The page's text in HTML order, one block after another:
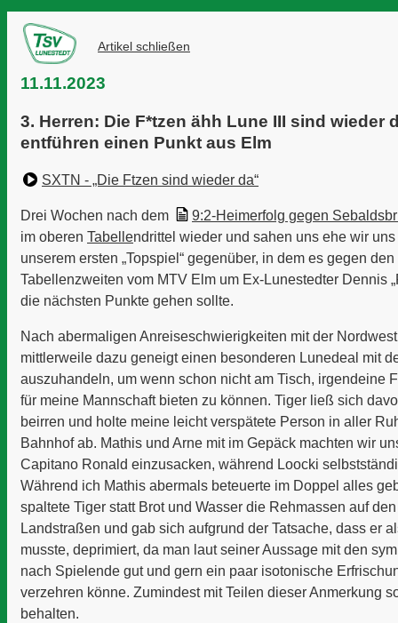
Artikel schließen
11.11.2023
3. Herren: Die F*tzen ähh Lune III sind wieder
entführen einen Punkt aus Elm
SXTN - „Die Ftzen sind wieder da“
Drei Wochen nach dem
9:2-Heimerfolg gegen
im oberen Tabellendrittel wieder und sahen uns ehe wir
unserem ersten „Topspiel“ gegenüber, in dem es gegen
Tabellenzweiten vom MTV Elm um Ex-Lunestedter Dennis
die nächsten Punkte gehen sollte.
Nach abermaligen Anreiseschwierigkeiten mit der
mittlerweile dazu geneigt einen besonderen Lunedeal mit
auszuhandeln, um wenn schon nicht am Tisch, irgendeine
für meine Mannschaft bieten zu können. Tiger ließ sich
beirren und holte meine leicht verspätete Person in aller
Bahnhof ab. Mathis und Arne mit im Gepäck machten wir
Capitano Ronald einzusacken, während Loocki
Während ich Mathis abermals beteuerte im Doppel alles
spaltete Tiger statt Brot und Wasser die Rehmassen auf
Landstraßen und gab sich aufgrund der Tatsache, dass er
musste, deprimiert, da man laut seiner Aussage mit den
nach Spielende gut und gern ein paar isotonische
verzehren könne. Zumindest mit Teilen dieser Anmerkung
behalten.